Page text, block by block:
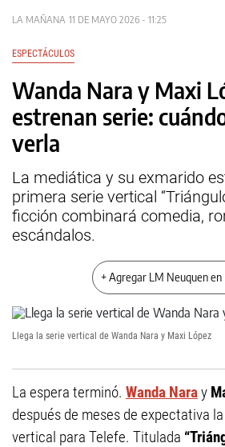
LA MAÑANA 11 DE MAYO 2026 - 11:25
ESPECTÁCULOS
Wanda Nara y Maxi
estrenan serie:
verla
La mediática y su exmarido
primera serie vertical
ficción combinará comedia,
escándalos.
+ Agregar LM Neuquen en
Llega la serie vertical de Wanda Nara y Maxi López
La espera terminó. Wanda Naray
después de meses de expectativa
vertical para Telefe. Titulada